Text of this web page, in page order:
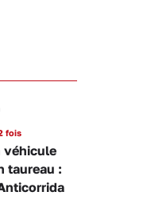
fois
véhicule
taureau :